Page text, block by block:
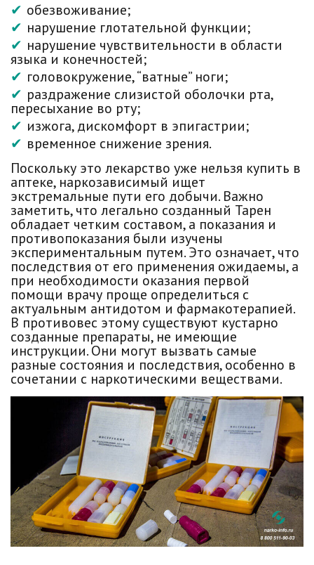
обезвоживание;
нарушение глотательной функции;
нарушение чувствительности в области
языка и конечностей;
головокружение, “ватные” ноги;
раздражение слизистой оболочки рта,
пересыхание во рту;
изжога, дискомфорт в эпигастрии;
временное снижение зрения.
Поскольку это лекарство уже нельзя купить в
аптеке, наркозависимый ищет
экстремальные пути его добычи. Важно
заметить, что легально созданный Тарен
обладает четким составом, а показания и
противопоказания были изучены
экспериментальным путем. Это означает, что
последствия от его применения ожидаемы, а
при необходимости оказания первой
помощи врачу проще определиться с
актуальным антидотом и фармакотерапией.
В противовес этому существуют кустарно
созданные препараты, не имеющие
инструкции. Они могут вызвать самые
разные состояния и последствия, особенно в
сочетании с наркотическими веществами.